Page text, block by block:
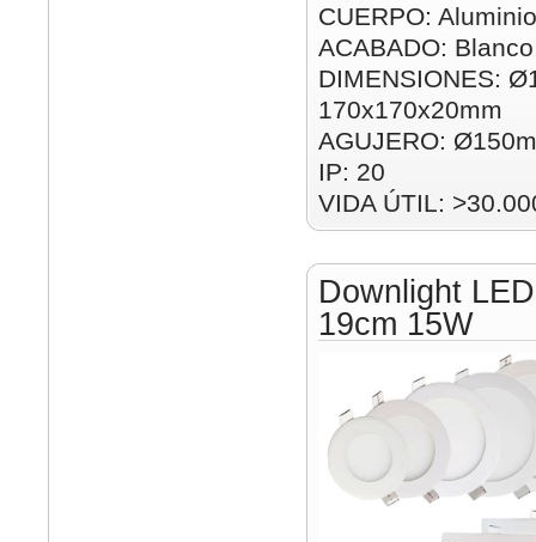
CUERPO: Aluminio
ACABADO: Blanco
DIMENSIONES:
170x170x20mm
AGUJERO:
IP: 20
VIDA ÚTIL:
Downlight
19cm 15W